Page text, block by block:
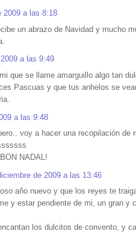
2009 a las 8:18
un abrazo de Navidad y mucho
a las 9:49
que se llame amarguillo algo tan
Pascuas y que tus anhelos se
a las 9:48
voy a hacer una recopilación de
NADAL!
de 2009 a las 13:46
año nuevo y que los reyes te
y estar pendiente de mi, un gran y
los dulcitos de convento, y